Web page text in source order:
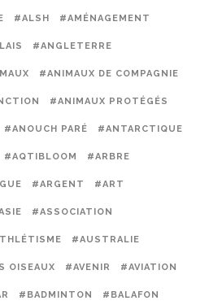
#ALSH #AMÉNAGEMENT
#ANGLETERRE
#ANIMAUX DE COMPAGNIE
#ANIMAUX PROTÉGÉS
#ANOUCH PARÉ #ANTARCTIQUE
#AQTIBLOOM #ARBRE
#ARGENT #ART
#ASSOCIATION
#AUSTRALIE
OISEAUX #AVENIR #AVIATION
#BADMINTON #BALAFON